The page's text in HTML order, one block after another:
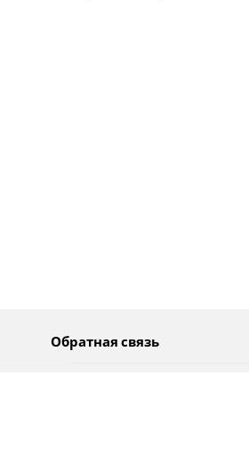
Обратная связь